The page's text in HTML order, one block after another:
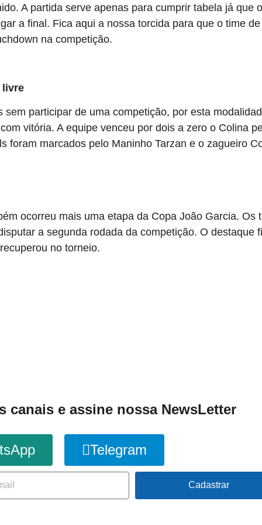
A partida serve apenas para cumprir tabela já que o
a final. Fica aqui a nossa torcida para que o time de
na competição.
livre
participar de uma competição, por esta
vitória. A equipe venceu por dois a zero o Colina
foram marcados pelo Maninho Tarzan e o zagueiro
ocorreu mais uma etapa da Copa João Garcia. Os
a segunda rodada da competição. O destaque
no torneio.
canais e assine nossa NewsLetter
Telegram
Cadastrar